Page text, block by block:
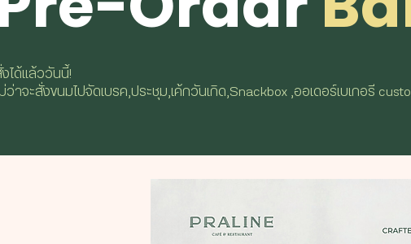
ได้แล้ววันนี้!
ว่าจะสั่งขนมไปจัดเบรค,ประชุม,เค้กวันเกิด,Snackbox ,ออเดอร์เบเกอรี